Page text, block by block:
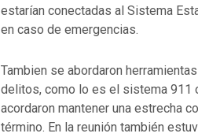
estarían conectadas al Sistema
en caso de emergencias.
Tambien se abordaron
delitos, como lo es el sistema 911
acordaron mantener una estrecha
término. En la reunión también